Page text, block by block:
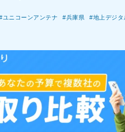
ユニコーンアンテナ 兵庫県 地上デジタ